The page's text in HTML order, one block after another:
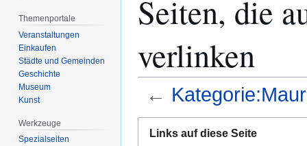
Seiten, die
verlinken
←
Navigation
Suche
Links auf diese Seite
Themenportale
Veranstaltungen
Einkaufen
Städte und Gemeinden
Geschichte
Museum
Kunst
Werkzeuge
Spezialseiten